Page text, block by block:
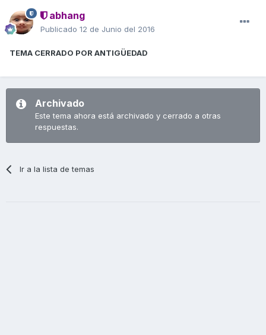
abhang
Publicado 12 de Junio del 2016
TEMA CERRADO POR ANTIGÜEDAD
Archivado
Este tema ahora está archivado y cerrado a otras
respuestas.
Ir a la lista de temas